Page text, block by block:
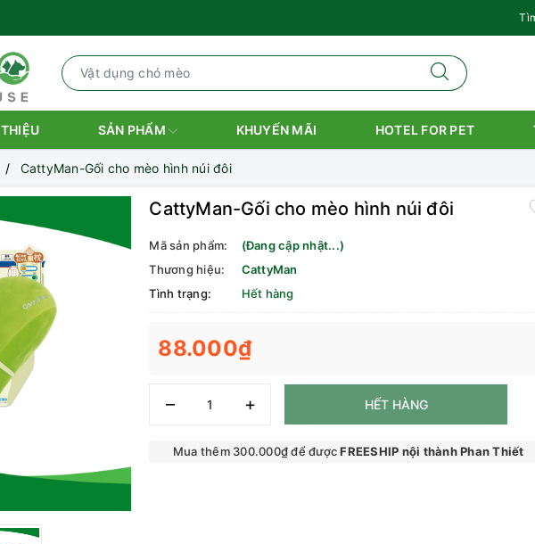
SẢN PHẨM KHUYẾN MÃI HOTEL FOR PET
CattyMan-Gối cho mèo hình núi đôi
CattyMan-Gối cho mèo hình núi đôi
Mã sản phẩm:
(Đang cập nhật...)
Thương hiệu:
CattyMan
Tình trạng:
Hết hàng
88.000₫
– + HẾT HÀNG
Mua thêm 300.000₫ để đượcFREESHIP nội thành Phan Thiết